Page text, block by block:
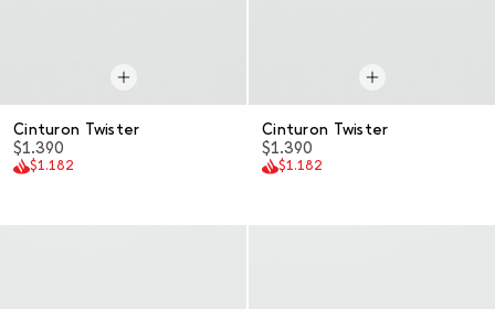
Cinturon Twister
$1.390
$1.182
Cinturon Twister
$1.390
$1.182